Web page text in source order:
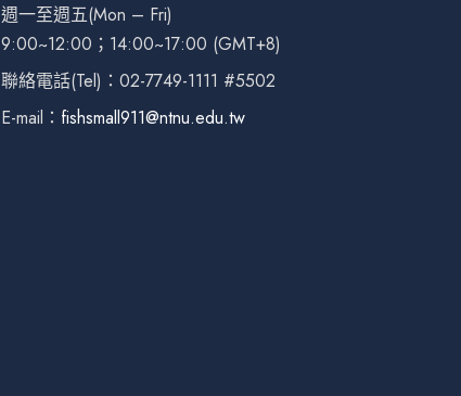
週一至週五(Mon – Fri)
9:00~12:00；14:00~17:00 (GMT+8)
聯絡電話(Tel)：02-7749-1111 #5502
E-mail： fishsmall911@ntnu.edu.tw